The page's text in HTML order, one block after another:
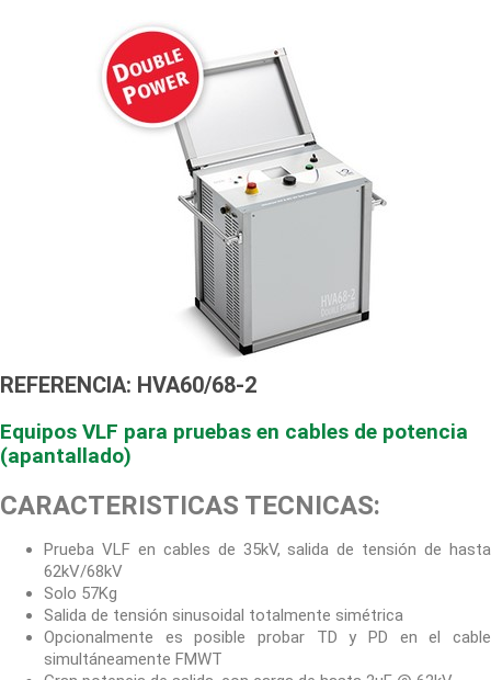
REFERENCIA: HVA60/68-2
Equipos VLF para pruebas en cables de potencia
(apantallado)
CARACTERISTICAS TECNICAS:
Prueba VLF en cables de 35kV, salida de tensión de hasta
62kV/68kV
Solo 57Kg
Salida de tensión sinusoidal totalmente simétrica
Opcionalmente es posible probar TD y PD en el cable
simultáneamente FMWT